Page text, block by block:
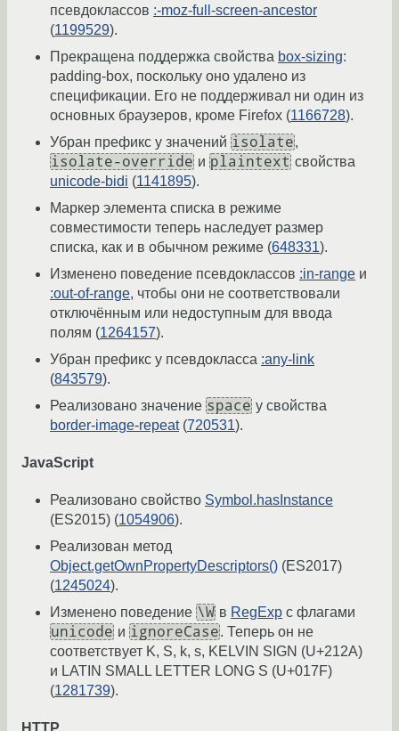
псевдоклассов :-moz-full-screen-ancestor
(1199529).
Прекращена поддержка свойства box-sizing:
padding-box, поскольку оно удалено из
спецификации. Его не поддерживал ни один из
основных браузеров, кроме Firefox (1166728).
Убран префикс у значений isolate,
isolate-override и plaintext свойства
unicode-bidi (1141895).
Маркер элемента списка в режиме
совместимости теперь наследует размер
списка, как и в обычном режиме (648331).
Изменено поведение псевдоклассов :in-range и
:out-of-range, чтобы они не соответствовали
отключённым или недоступным для ввода
полям (1264157).
Убран префикс у псевдокласса :any-link
(843579).
Реализовано значение space у свойства
border-image-repeat(720531).
JavaScript
Реализовано свойство Symbol.hasInstance
(ES2015) (1054906).
Реализован метод
Object.getOwnPropertyDescriptors() (ES2017)
(1245024).
Изменено поведение \W в RegExp с флагами
unicode и ignoreCase. Теперь он не
соответствует K, S, k, s, KELVIN SIGN (U+212A)
и LATIN SMALL LETTER LONG S (U+017F)
(1281739).